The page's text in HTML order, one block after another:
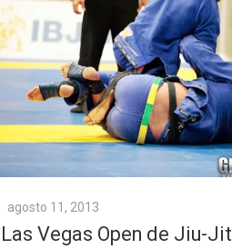
agosto 11, 2013
Las Vegas Open de Jiu-